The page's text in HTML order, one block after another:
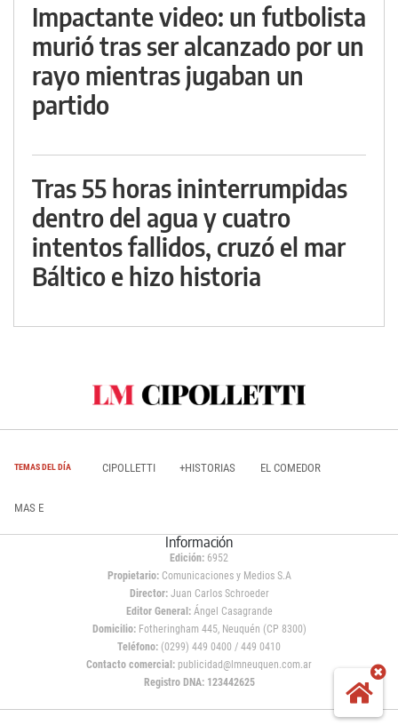
Impactante video: un futbolista
murió tras ser alcanzado por un
rayo mientras jugaban un
partido
Tras 55 horas ininterrumpidas
dentro del agua y cuatro
intentos fallidos, cruzó el mar
Báltico e hizo historia
TEMAS DEL DÍA CIPOLLETTI +HISTORIAS EL COMEDOR
MAS E
Información
Edición: 6952
Propietario:Comunicaciones y Medios S.A
Director: Juan Carlos Schroeder
Editor General:Ángel Casagrande
Domicilio:Fotheringham 445, Neuquén (CP 8300)
Teléfono: (0299) 449 0400 / 449 0410
Contacto comercial: publicidad@lmneuquen.com.ar
Registro DNA: 123442625